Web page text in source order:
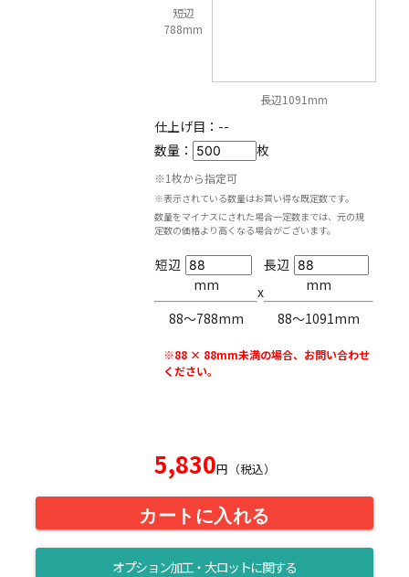
短辺
788mm
長辺1091mm
仕上げ目： --
数量：
枚
※1枚から指定可
※表示されている数量はお買い得な既定数です。
数量をマイナスにされた場合一定数までは、元の規
定数の価格より高くなる場合がございます。
短辺
mm
88〜788mm
x
長辺
mm
88〜1091mm
※88 × 88mm未満の場合、お問い合わせ
ください。
5,830円（税込）
カートに入れる
オプション加工・大ロットに関する